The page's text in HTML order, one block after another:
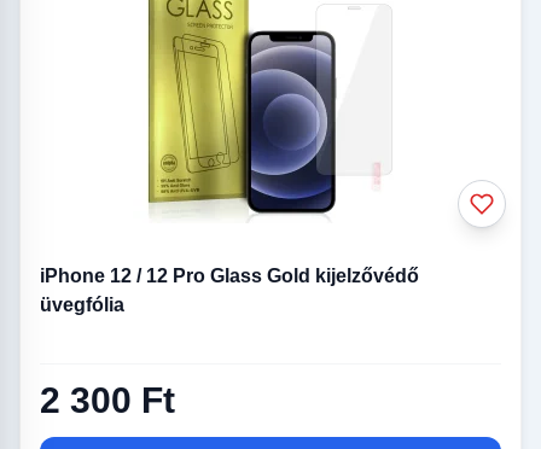
iPhone 12 / 12 Pro Glass Gold kijelzővédő
üvegfólia
2 300 Ft